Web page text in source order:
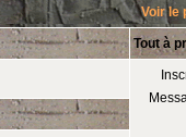
Voir le
Tout à